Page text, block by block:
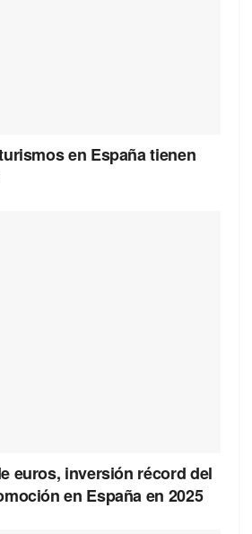
en España tienen
euros, inversión récord del
en España en 2025